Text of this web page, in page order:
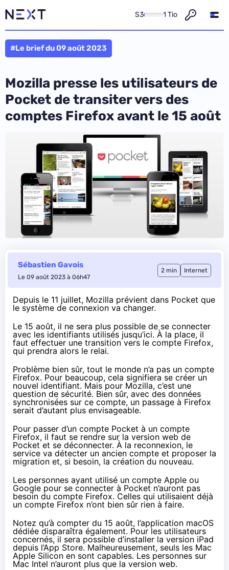
S3 1 Tio
#Le brief du 09 août 2023
Mozilla presse les utilisateurs de
Pocket de transiter vers des
comptes Firefox avant le 15 août
Sébastien Gavois
Le 09 août 2023 à 06h47
2 min Internet
Depuis le 11 juillet, Mozilla prévient dans Pocket que
le système de connexion va changer.
Le 15 août, il ne sera plus possible de se connecter
avec les identifiants utilisés jusqu’ici. À la place, il
faut effectuer une transition vers le compte Firefox,
qui prendra alors le relai.
Problème bien sûr, tout le monde n’a pas un compte
Firefox. Pour beaucoup, cela signifiera se créer un
nouvel identifiant. Mais pour Mozilla, c’est une
question de sécurité. Bien sûr, avec des données
synchronisées sur ce compte, un passage à Firefox
serait d’autant plus envisageable.
Pour passer d’un compte Pocket à un compte
Firefox, il faut se rendre sur la version web de
Pocket et se déconnecter. À la reconnexion, le
service va détecter un ancien compte et proposer la
migration et, si besoin, la création du nouveau.
Les personnes ayant utilisé un compte Apple ou
Google pour se connecter à Pocket n’auront pas
besoin du compte Firefox. Celles qui utilisaient déjà
un compte Firefox n’ont bien sûr rien à faire.
Notez qu’à compter du 15 août, l’application macOS
dédiée disparaîtra également. Pour les utilisateurs
concernés, il sera possible d’installer la version iPad
depuis l’App Store. Malheureusement, seuls les Mac
Apple Silicon en sont capables. Les personnes sur
Mac Intel n’auront plus que la version web.